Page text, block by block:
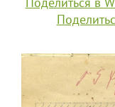
Поделиться в